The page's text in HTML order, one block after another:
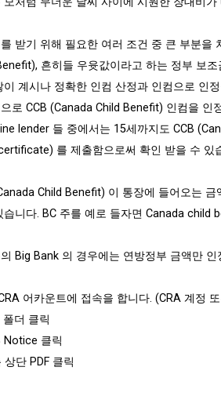
받기 위해 필요한 여러 조건 중 큰 부분을
흔히들 우윳값이라고 하는 정부 보
이 계시나 정확한 인컴 산정과 인컴으로 인
로 CCB (Canada Child Benefit) 인컴을
lender 들 중에서는 15세까지도 CCB
를 제출함으로써 확인 받을 수 있
Child Benefit) 이 통장에 들어오는
습니다. BC 주를 예로 들자면 Canada
Big Bank 의 경우에는 연방정부 금액만
어카운트에 접속을 합니다. (CRA 계정
더 클릭
Notice 클릭
상단 PDF 클릭